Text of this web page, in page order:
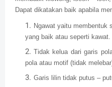
Dapat dikatakan baik apabila
Ngawat yaitu membentuk
yang baik atau seperti kawat.
Tidak kelua dari garis
pola atau motif (tidak
Garis lilin tidak putus –